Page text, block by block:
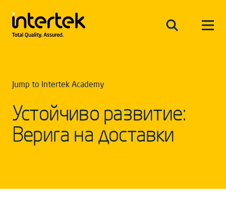
Jump to Intertek Academy
Устойчиво развитие:
Верига на доставки